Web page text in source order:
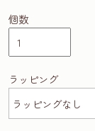
個数
ラッピング